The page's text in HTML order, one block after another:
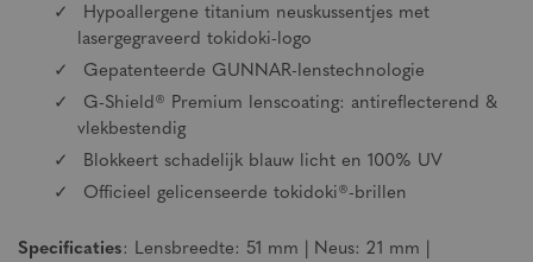
Hypoallergene titanium neuskussentjes met
lasergegraveerd tokidoki-logo
Gepatenteerde GUNNAR-lenstechnologie
G-Shield® Premium lenscoating: antireflecterend &
vlekbestendig
Blokkeert schadelijk blauw licht en 100% UV
Officieel gelicenseerde tokidoki®-brillen
Specificaties: Lensbreedte: 51 mm | Neus: 21 mm |